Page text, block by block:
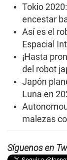
Tokio
encestar
Así es el
Espacial
¡Hasta
del robot
Japón
Luna en
malezas
Síguenos en